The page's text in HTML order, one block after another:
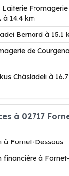
Laiterie Fromagerie
à 14.4 km
Bernard à 15.1
de
Chäslädeli à
à 02717
à Fornet-Dessous
financière à Fornet-